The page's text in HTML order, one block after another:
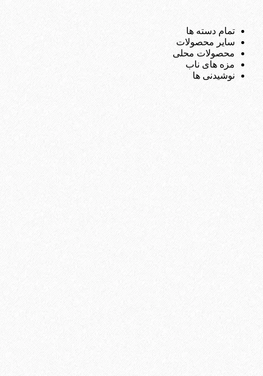
تمام دسته ها
سایر محصولات
محصولات محلی
مزه های ناب
نوشیدنی ها